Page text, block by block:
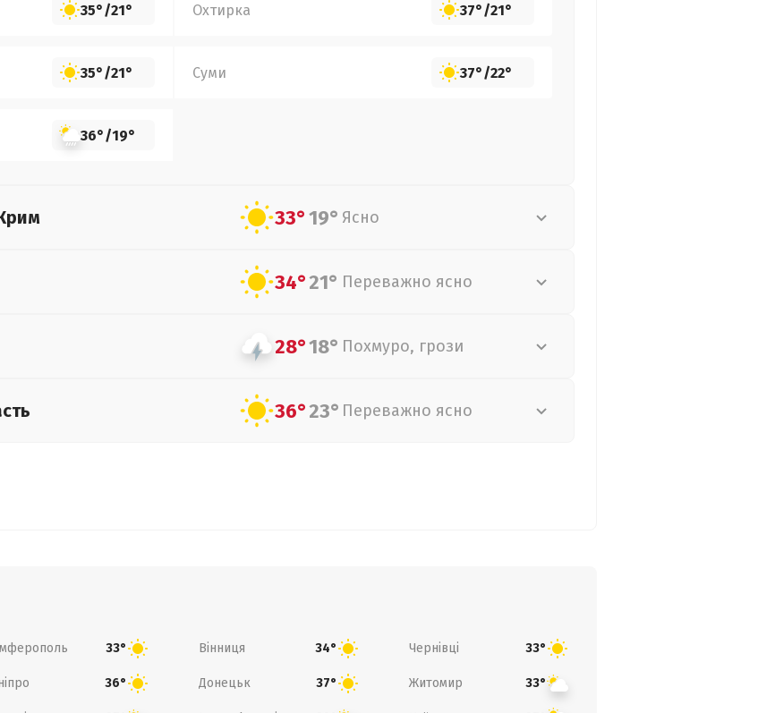
35°/21° Охтирка 37°/21°
35°/21° Суми 37°/22°
36°/19°
33°19° Ясно
34°21° Переважно ясно
28°18° Похмуро, грози
36°23° Переважно ясно
33° Вінниця 34° Чернівці 33°
36° Донецьк 37° Житомир 33°